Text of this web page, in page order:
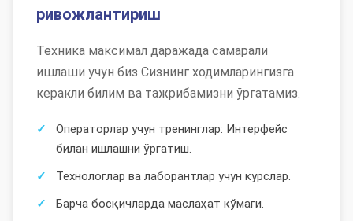
ривожлантириш
Техника максимал даражада самарали
ишлаши учун биз Сизнинг ходимларингизга
керакли билим ва тажрибамизни ўргатамиз.
Операторлар учун тренинглар: Интерфейс
билан ишлашни ўргатиш.
Технологлар ва лаборантлар учун курслар.
Барча босқичларда маслаҳат кўмаги.